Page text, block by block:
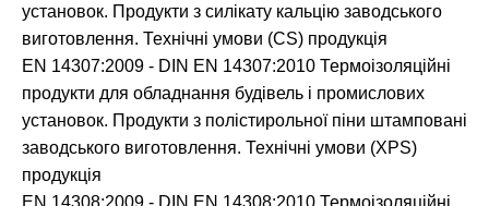
установок. Продукти з силікату кальцію заводського
виготовлення. Технічні умови (CS) продукція
EN 14307:2009 - DIN EN 14307:2010 Термоізоляційні
продукти для обладнання будівель і промислових
установок. Продукти з полістирольної піни штамповані
заводського виготовлення. Технічні умови (XPS)
продукція
EN 14308:2009 - DIN EN 14308:2010 Термоізоляційні